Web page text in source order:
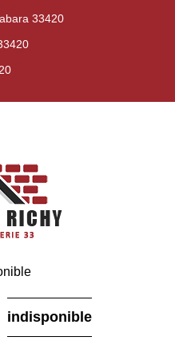
33420
indisponible